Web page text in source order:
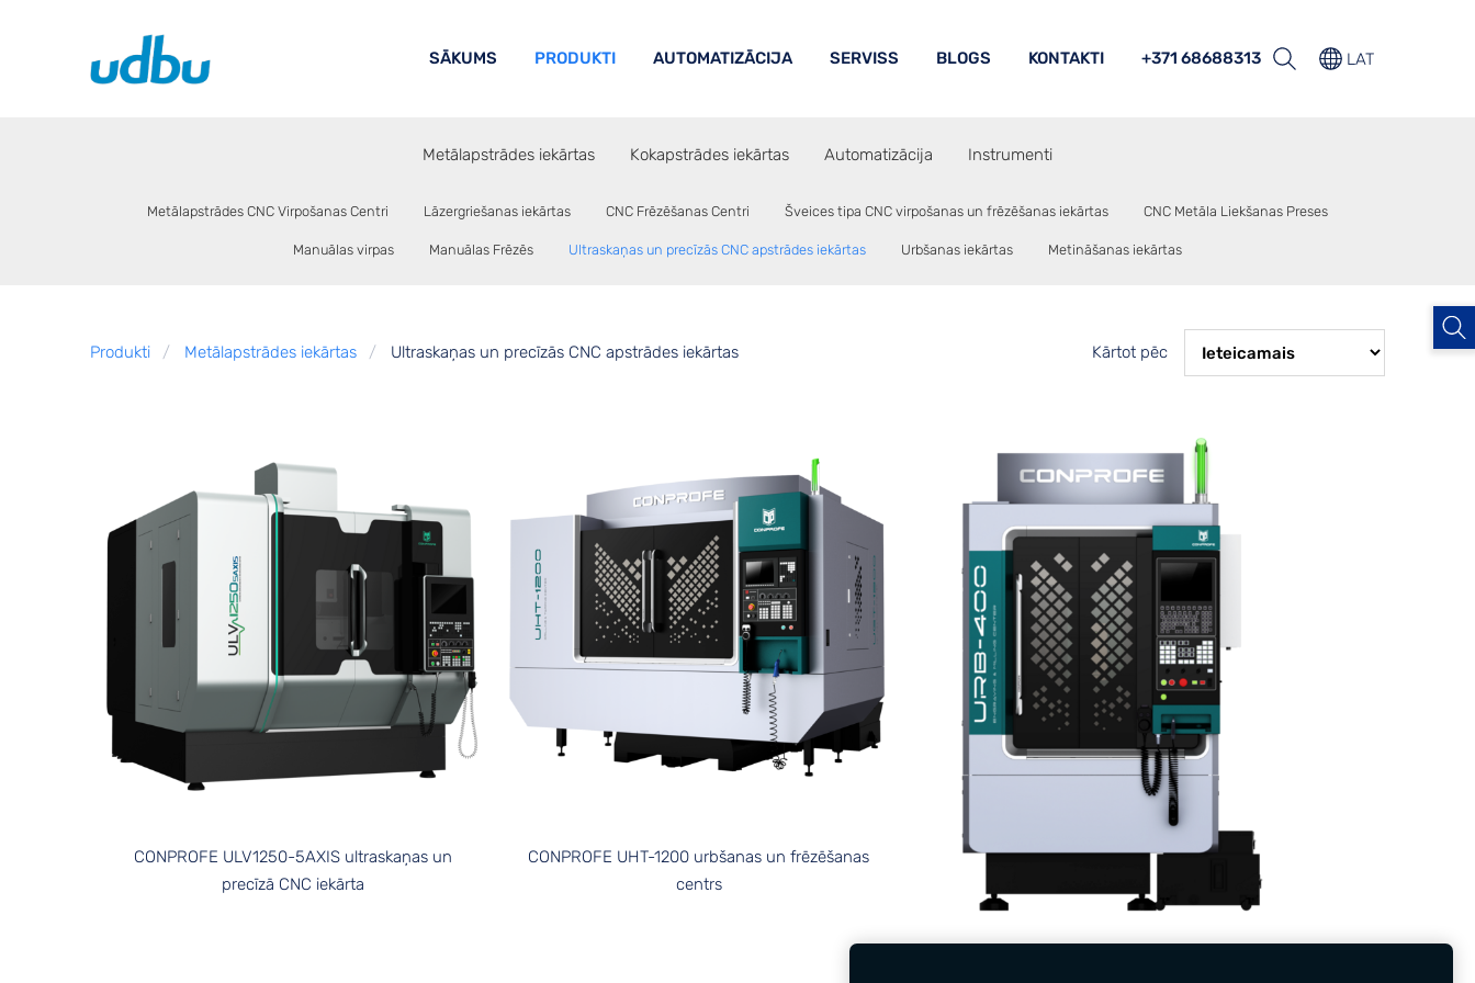
SĀKUMS PRODUKTI AUTOMATIZĀCIJA SERVISS BLOGS KONTAKTI +371 68688313 LAT
Metālapstrādes iekārtas Kokapstrādes iekārtas Automatizācija Instrumenti
Metālapstrādes CNC Virpošanas Centri Lāzergriešanas iekārtas CNC Frēzēšanas Centri Šveices tipa CNC virpošanas un frēzēšanas iekārtas CNC Metāla Liekšanas Preses
Manuālas virpas Manuālas Frēzēs Ultraskaņas un precīzās CNC apstrādes iekārtas Urbšanas iekārtas Metināšanas iekārtas
Produkti Metālapstrādes iekārtas Ultraskaņas un precīzās CNC apstrādes iekārtas Kārtot pēc
CONPROFE ULV1250-5AXIS ultraskaņas un
precīzā CNC iekārta
CONPROFE UHT-1200 urbšanas un frēzēšanas
centrs